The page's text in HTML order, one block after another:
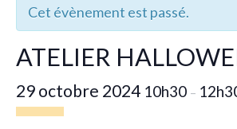
Cet évènement est passé.
ATELIER
29 octobre 2024 10h30 –